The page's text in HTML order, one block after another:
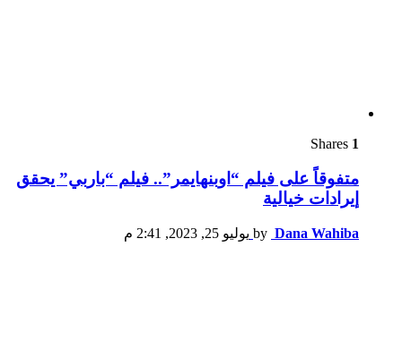
1
متفوقاً على فيلم “اوبنهايمر”.. فيلم “باربي” يحقق
إيرادات خيالية
by Dana Wahiba يوليو 25, 2023, 2:41 م